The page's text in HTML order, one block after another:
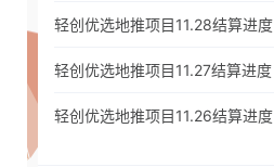
轻创优选地推项目11.28结算进度
轻创优选地推项目11.27结算进度
轻创优选地推项目11.26结算进度